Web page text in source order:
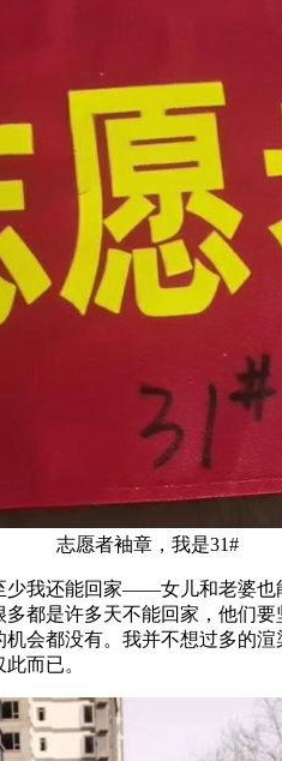
志愿者袖章，我是31#
我还能回家——女儿和老婆也
多都是许多天不能回家，他们
会都没有。我并不想过多的
而已。